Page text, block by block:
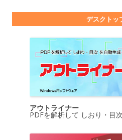
デスクトッ
アウトライナー
PDFを解析して しおり・目